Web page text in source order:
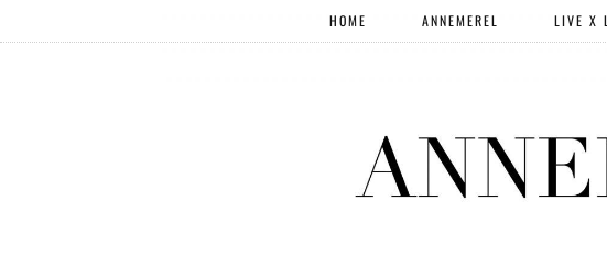
HOME ANNEMEREL LIVE X